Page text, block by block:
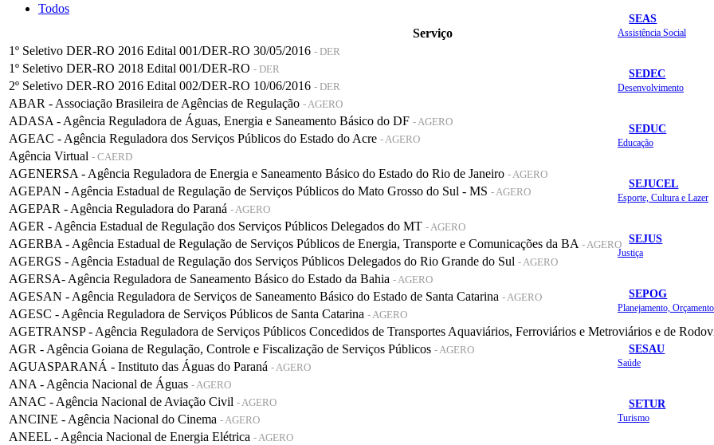
SEAS
Assistência Social
SEDEC
Desenvolvimento
SEDUC
Educação
SEJUCEL
Esporte, Cultura e Lazer
SEJUS
Justiça
SEPOG
SESAU
Saúde
SETUR
Turismo
Todos
Serviço
1º Seletivo DER-RO 2016 Edital 001/DER-RO 30/05/2016 - DER
1º Seletivo DER-RO 2018 Edital 001/DER-RO - DER
2º Seletivo DER-RO 2016 Edital 002/DER-RO 10/06/2016 - DER
ABAR - Associação Brasileira de Agências de Regulação - AGERO
ADASA - Agência Reguladora de Águas, Energia e Saneamento Básico do DF - AGERO
AGEAC - Agência Reguladora dos Serviços Públicos do Estado do Acre - AGERO
Agência Virtual - CAERD
AGENERSA - Agência Reguladora de Energia e Saneamento Básico do Estado do Rio de Janeiro - AGERO
AGEPAN - Agência Estadual de Regulação de Serviços Públicos do Mato Grosso do Sul - MS - AGERO
AGEPAR - Agência Reguladora do Paraná - AGERO
AGER - Agência Estadual de Regulação dos Serviços Públicos Delegados do MT - AGERO
AGERBA - Agência Estadual de Regulação de Serviços Públicos de Energia, Transporte e Comunicações da BA - AGERO
AGERGS - Agência Estadual de Regulação dos Serviços Públicos Delegados do Rio Grande do Sul - AGERO
AGERSA- Agência Reguladora de Saneamento Básico do Estado da Bahia - AGERO
AGESAN - Agência Reguladora de Serviços de Saneamento Básico do Estado de Santa Catarina - AGERO
AGESC - Agência Reguladora de Serviços Públicos de Santa Catarina - AGERO
AGETRANSP - Agência Reguladora de Serviços Públicos Concedidos de Transportes Aquaviários, Ferroviários e Metroviários e de
AGR - Agência Goiana de Regulação, Controle e Fiscalização de Serviços Públicos - AGERO
AGUASPARANÁ - Instituto das Águas do Paraná - AGERO
ANA - Agência Nacional de Águas - AGERO
ANAC - Agência Nacional de Aviação Civil - AGERO
ANCINE - Agência Nacional do Cinema - AGERO
ANEEL - Agência Nacional de Energia Elétrica - AGERO